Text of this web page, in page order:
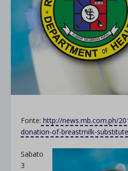
Fonte: http://news.mb.com.ph/
donation-of-breastmilk-
Sabato
3